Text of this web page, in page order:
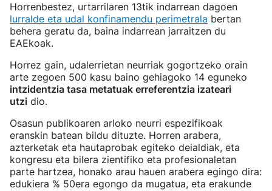
Horrenbestez, urtarrilaren 13tik indarrean dagoen
lurralde eta udal konfinamendu perimetrala bertan
behera geratu da, baina indarrean jarraitzen du
EAEkoak.
Horrez gain, udalerrietan neurriak gogortzeko orain
arte zegoen 500 kasu baino gehiagoko 14 eguneko
intzidentzia tasa metatuak erreferentzia izateari
utzi dio.
Osasun publikoaren arloko neurri espezifikoak
eranskin batean bildu dituzte. Horren arabera,
azterketak eta hautaprobak egiteko deialdiak, eta
kongresu eta bilera zientifiko eta profesionaletan
parte hartzea, honako arau hauen arabera egingo dira:
edukiera % 50era egongo da mugatua, eta erakunde